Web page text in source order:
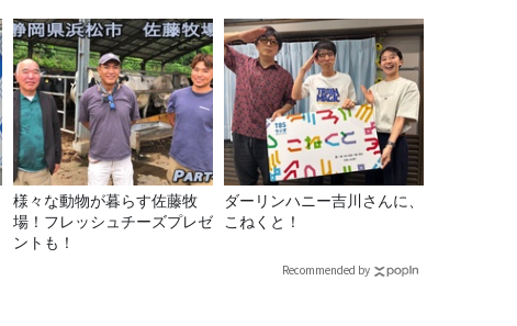
様々な動物が暮らす佐藤牧
場！フレッシュチーズプレゼ
ントも！
ダーリンハニー吉川さんに、
こねくと！
Recommended by